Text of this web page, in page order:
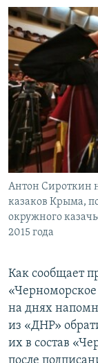
Антон Сироткин
казаков Крыма,
окружного
2015 года
Как сообщает
«Черноморское
на днях
из «ДНР»
их в состав